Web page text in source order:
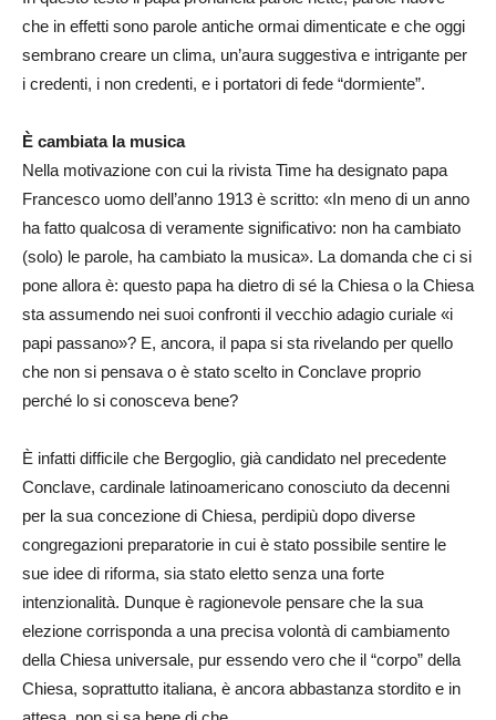
che in effetti sono parole antiche ormai dimenticate e che oggi
sembrano creare un clima, un’aura suggestiva e intrigante per
i credenti, i non credenti, e i portatori di fede “dormiente”.
È cambiata la musica
Nella motivazione con cui la rivista Time ha designato papa
Francesco uomo dell’anno 1913 è scritto: «In meno di un anno
ha fatto qualcosa di veramente significativo: non ha cambiato
(solo) le parole, ha cambiato la musica». La domanda che ci si
pone allora è: questo papa ha dietro di sé la Chiesa o la Chiesa
sta assumendo nei suoi confronti il vecchio adagio curiale «i
papi passano»? E, ancora, il papa si sta rivelando per quello
che non si pensava o è stato scelto in Conclave proprio
perché lo si conosceva bene?
È infatti difficile che Bergoglio, già candidato nel precedente
Conclave, cardinale latinoamericano conosciuto da decenni
per la sua concezione di Chiesa, perdipiù dopo diverse
congregazioni preparatorie in cui è stato possibile sentire le
sue idee di riforma, sia stato eletto senza una forte
intenzionalità. Dunque è ragionevole pensare che la sua
elezione corrisponda a una precisa volontà di cambiamento
della Chiesa universale, pur essendo vero che il “corpo” della
Chiesa, soprattutto italiana, è ancora abbastanza stordito e in